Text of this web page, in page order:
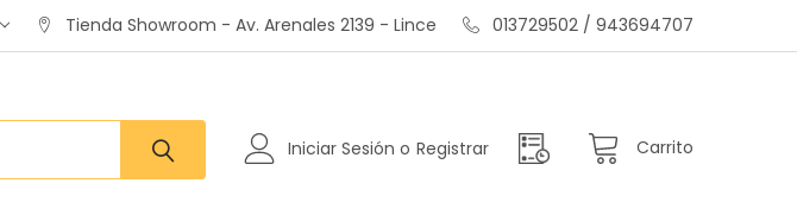
Tienda Showroom - Av. Arenales 2139 - Lince 013729502 / 943694707
Iniciar Sesión o Registrar Carrito